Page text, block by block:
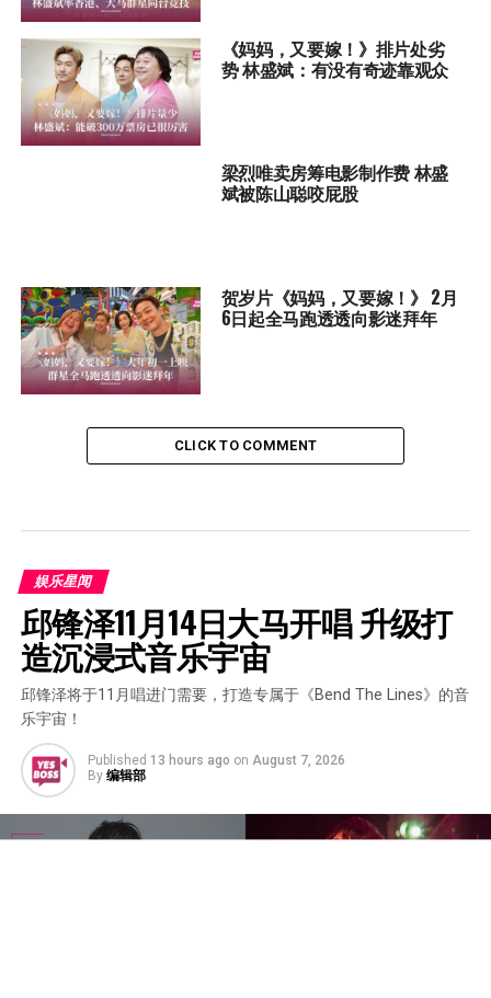
《妈妈，又要嫁！》排片处劣
势 林盛斌：有没有奇迹靠观众
梁烈唯卖房筹电影制作费 林盛
斌被陈山聪咬屁股
贺岁片《妈妈，又要嫁！》 2月
6日起全马跑透透向影迷拜年
CLICK TO COMMENT
娱乐星闻
邱锋泽11月14日大马开唱 升级打
造沉浸式音乐宇宙
邱锋泽将于11月唱进门需要，打造专属于《Bend The Lines》的音
乐宇宙！
Published 13 hours ago on August 7, 2026
By 编辑部